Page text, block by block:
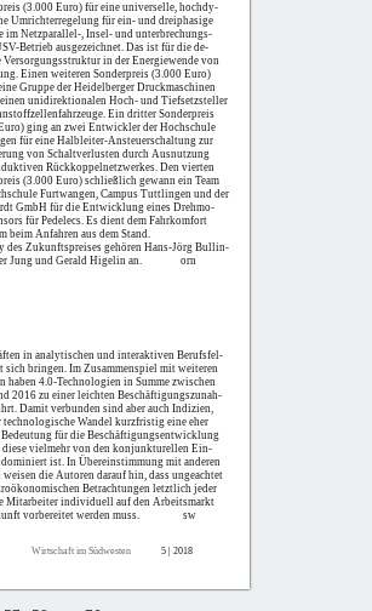
Wirtschaft im Südwesten 5 | 2018
in analytischen und interaktiven Berufsfel-
sich bringen. Im Zusammenspiel mit weiteren
haben 4.0-Technologien in Summe zwischen
2016 zu einer leichten Beschäftigungszunah-
Damit verbunden sind aber auch Indizien,
technologische Wandel kurzfristig eine eher
Bedeutung für die Beschäftigungsentwicklung
diese vielmehr von den konjunkturellen Ein-
ist. In Übereinstimmung mit anderen
weisen die Autoren darauf hin, dass ungeachtet
Betrachtungen letztlich jeder
Mitarbeiter individuell auf den Arbeitsmarkt
vorbereitet werden muss.
sw
(3.000 Euro) für eine universelle, hochdy-
Umrichterregelung für ein- und dreiphasige
im Netzparallel-, Insel- und unterbrechungs-
Betrieb ausgezeichnet. Das ist für die de-
Versorgungsstruktur in der Energiewende von
Einen weiteren Sonderpreis (3.000 Euro)
Gruppe der Heidelberger Druckmaschinen
unidirektionalen Hoch- und Tiefsetzsteller
Ein dritter Sonderpreis
ging an zwei Entwickler der Hochschule
für eine Halbleiter-Ansteuerschaltung zur
von Schaltverlusten durch Ausnutzung
Rückkoppelnetzwerkes. Den vierten
(3.000 Euro) schließlich gewann ein Team
Furtwangen, Campus Tuttlingen und der
GmbH für die Entwicklung eines Drehmo-
für Pedelecs. Es dient dem Fahrkomfort
beim Anfahren aus dem Stand.
des Zukunftspreises gehören Hans-Jörg Bullin-
Jung und Gerald Higelin an.
orn